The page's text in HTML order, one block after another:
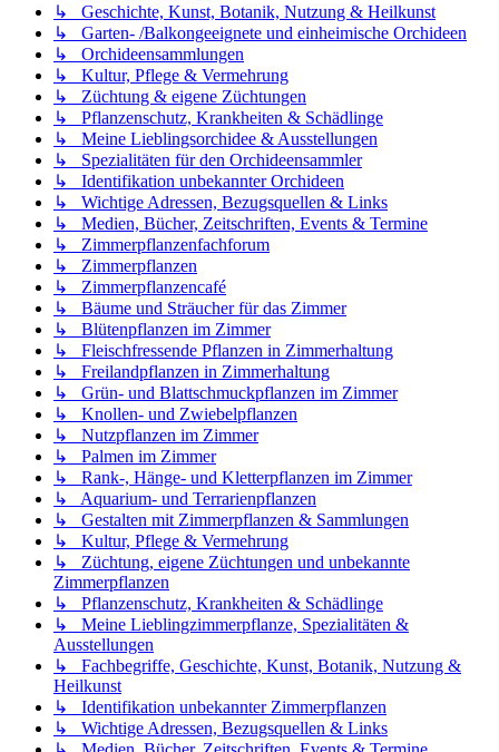
↳ Geschichte, Kunst, Botanik, Nutzung & Heilkunst
↳ Garten- /Balkongeeignete und einheimische Orchideen
↳ Orchideensammlungen
↳ Kultur, Pflege & Vermehrung
↳ Züchtung & eigene Züchtungen
↳ Pflanzenschutz, Krankheiten & Schädlinge
↳ Meine Lieblingsorchidee & Ausstellungen
↳ Spezialitäten für den Orchideensammler
↳ Identifikation unbekannter Orchideen
↳ Wichtige Adressen, Bezugsquellen & Links
↳ Medien, Bücher, Zeitschriften, Events & Termine
↳ Zimmerpflanzenfachforum
↳ Zimmerpflanzen
↳ Zimmerpflanzencafé
↳ Bäume und Sträucher für das Zimmer
↳ Blütenpflanzen im Zimmer
↳ Fleischfressende Pflanzen in Zimmerhaltung
↳ Freilandpflanzen in Zimmerhaltung
↳ Grün- und Blattschmuckpflanzen im Zimmer
↳ Knollen- und Zwiebelpflanzen
↳ Nutzpflanzen im Zimmer
↳ Palmen im Zimmer
↳ Rank-, Hänge- und Kletterpflanzen im Zimmer
↳ Aquarium- und Terrarienpflanzen
↳ Gestalten mit Zimmerpflanzen & Sammlungen
↳ Kultur, Pflege & Vermehrung
↳ Züchtung, eigene Züchtungen und unbekannte
Zimmerpflanzen
↳ Pflanzenschutz, Krankheiten & Schädlinge
↳ Meine Lieblingzimmerpflanze, Spezialitäten &
Ausstellungen
↳ Fachbegriffe, Geschichte, Kunst, Botanik, Nutzung &
Heilkunst
↳ Identifikation unbekannter Zimmerpflanzen
↳ Wichtige Adressen, Bezugsquellen & Links